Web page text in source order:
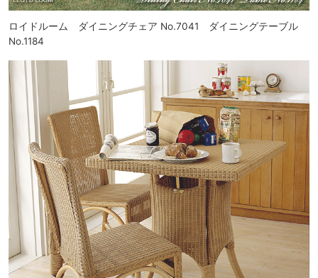
ロイドルーム ダイニングチェア No.7041 ダイニングテーブル
No.1184